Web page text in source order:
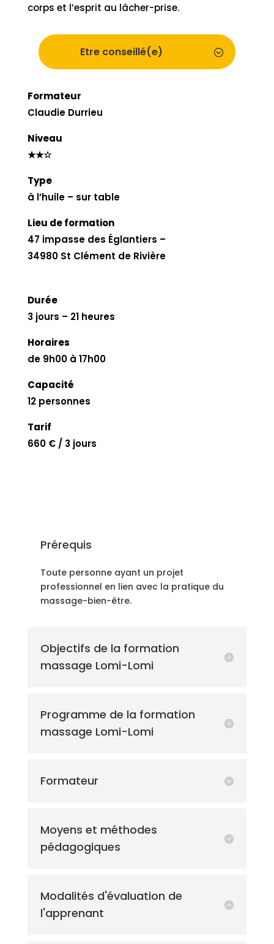
corps et l’esprit au lâcher-prise.
Etre conseillé(e)
Formateur
Claudie Durrieu
Niveau
★★☆
Type
à l’huile – sur table
Lieu de formation
47 impasse des Églantiers –
34980 St Clément de Rivière
Durée
3 jours – 21 heures
Horaires
de 9h00 à 17h00
Capacité
12 personnes
Tarif
660 € / 3 jours
Prérequis
Toute personne ayant un projet
professionnel en lien avec la pratique du
massage-bien-être.
Objectifs de la formation
massage Lomi-Lomi
Programme de la formation
massage Lomi-Lomi
Formateur
Moyens et méthodes
pédagogiques
Modalités d'évaluation de
l'apprenant